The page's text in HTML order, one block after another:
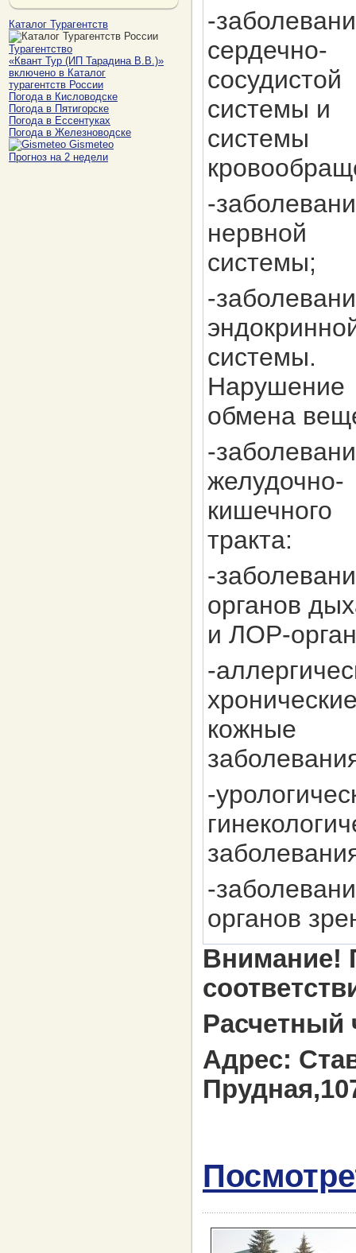
Каталог Турагентств
Турагентство
«Квант Тур (ИП Тарадина В.В.)»
включено в Каталог
турагентств России
Погода в Кисловодске
Погода в Пятигорске
Погода в Ессентуках
Погода в Железноводске
Gismeteo
Прогноз на 2 недели
-
сердечно-
сосудистой
системы и
системы
-
нервной
системы;
-
системы.
Нарушение
обмена
-
желудочно-
кишечного
тракта:
-
органов
и ЛОР-
-
кожные
-
-
органов
Внимание!
Расчетный
Адрес: